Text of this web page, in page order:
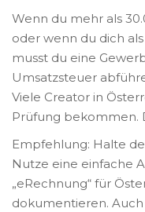
Wenn du mehr als
oder wenn du dich
musst du eine
Umsatzsteuer
Viele Creator in
Prüfung bekommen.
Empfehlung: Halte
Nutze eine einfache
„eRechnung“ für
dokumentieren.